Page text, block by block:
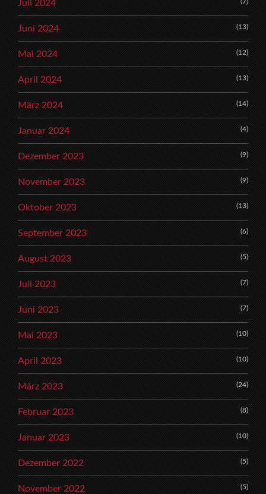
Juli 2024
Juni 2024 (13)
Mai 2024 (12)
April 2024 (13)
März 2024 (14)
Januar 2024 (4)
Dezember 2023 (9)
November 2023 (9)
Oktober 2023 (13)
September 2023 (6)
August 2023 (5)
Juli 2023 (7)
Juni 2023 (7)
Mai 2023 (10)
April 2023 (10)
März 2023 (24)
Februar 2023 (8)
Januar 2023 (10)
Dezember 2022 (5)
November 2022 (5)